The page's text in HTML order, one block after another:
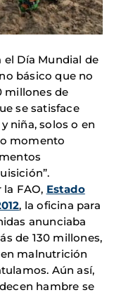
el Día Mundial de
básico que no
millones de
se satisface
niña, solos o en
momento
FAO, Estado
, la oficina para
anunciaba
de 130 millones,
malnutrición
Aún así,
hambre se